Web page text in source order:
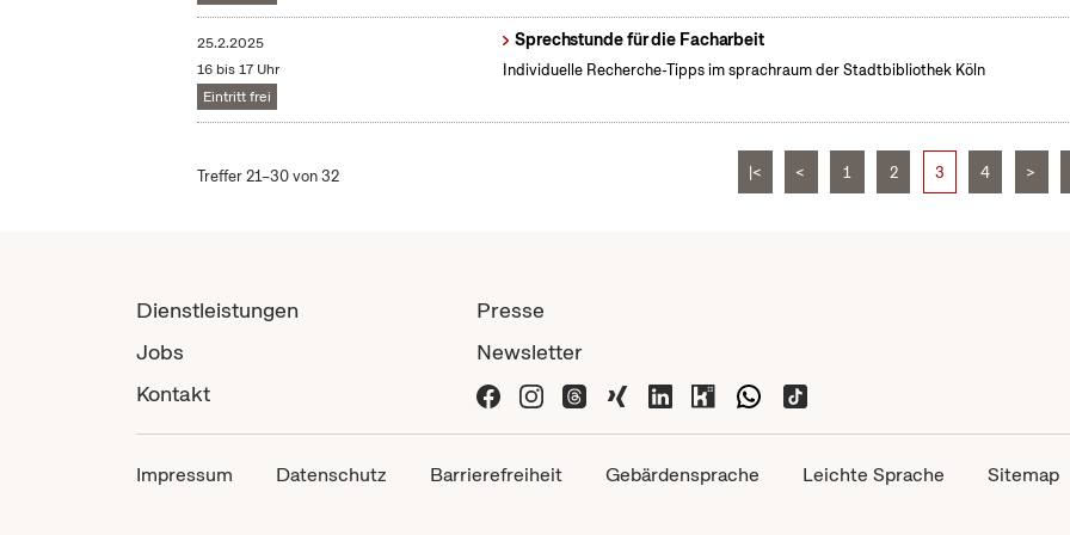
25.2.2025
16 bis 17 Uhr
Eintritt frei
Sprechstunde für die Facharbeit
Individuelle Recherche-Tipps im sprachraum der Stadtbibliothek Köln
Treffer 21–30 von 32 |< < 1 2 3 4 >
Dienstleistungen
Jobs
Kontakt
Presse
Newsletter
Impressum Datenschutz Barrierefreiheit Gebärdensprache Leichte Sprache Sitemap